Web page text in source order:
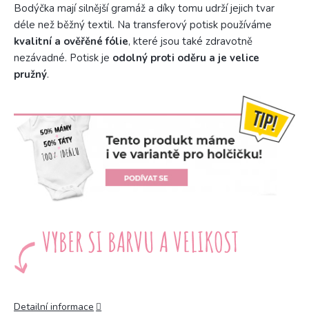
Bodýčka mají silnější gramáž a díky tomu udrží jejich tvar
déle než běžný textil. Na transferový potisk používáme
kvalitní a ověřěné fólie, které jsou také zdravotně
nezávadné. Potisk je odolný proti oděru a je velice
pružný.
Detailní informace